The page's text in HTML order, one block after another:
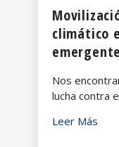
climático
Nos
lucha contra
Leer Más